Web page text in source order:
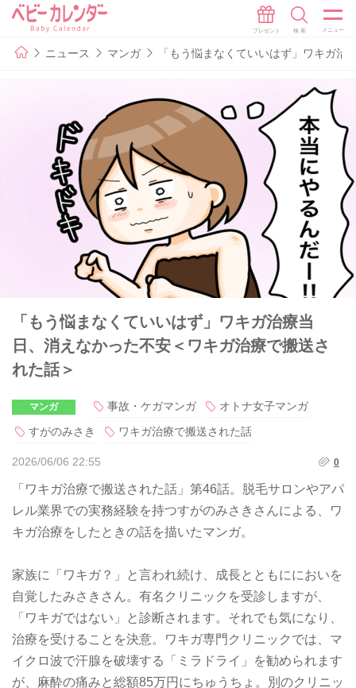
ニュース マンガ 「もう悩まなくていいはず」ワキガ
「もう悩まなくていいはず」ワキガ治療当
日、消えなかった不安＜ワキガ治療で搬送さ
れた話＞
マンガ 事故・ケガマンガ
オトナ女子マンガ
すがのみさき
ワキガ治療で搬送された話
2026/06/06 22:55 0
「ワキガ治療で搬送された話」第46話。脱毛サロンやアパ
レル業界での実務経験を持つすがのみさきさんによる、ワ
キガ治療をしたときの話を描いたマンガ。
家族に「ワキガ？」と言われ続け、成長とともににおいを
自覚したみさきさん。有名クリニックを受診しますが、
「ワキガではない」と診断されます。それでも気になり、
治療を受けることを決意。ワキガ専門クリニックでは、マ
イクロ波で汗腺を破壊する「ミラドライ」を勧められます
が、麻酔の痛みと総額85万円にちゅうちょ。別のクリニッ